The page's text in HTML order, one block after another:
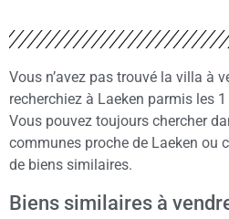
Vous n’avez pas trouvé la villa à
recherchiez à Laeken parmis les
Vous pouvez toujours chercher
communes proche de Laeken ou
de biens similaires.
Biens similaires à